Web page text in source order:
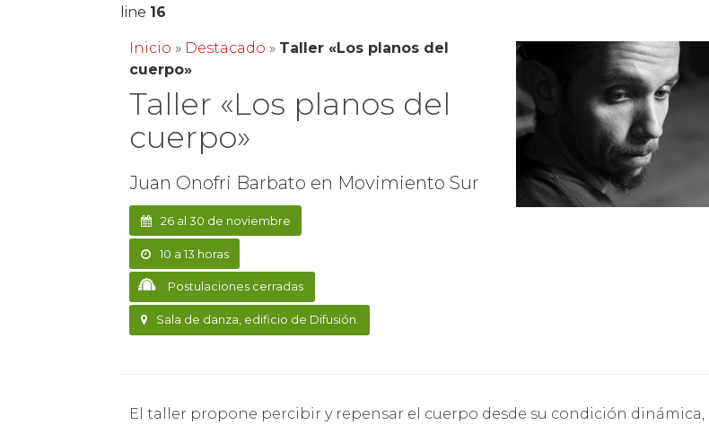
line 16
Inicio » Destacado » Taller «Los planos del
cuerpo»
Taller «Los planos del
cuerpo»
Juan Onofri Barbato en Movimiento Sur
26 al 30 de noviembre
10 a 13 horas
Postulaciones cerradas
Sala de danza, edificio de Difusión.
El taller propone percibir y repensar el cuerpo desde su condición dinámica,